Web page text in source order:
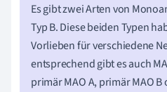
Es gibt zwei Arten von
Typ B. Diese beiden Typen
Vorlieben für verschiedene
entsprechend gibt es auch
primär MAO A, primär MAO